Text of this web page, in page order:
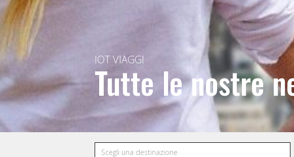
IOT VIAGGI
Tutte le nostre